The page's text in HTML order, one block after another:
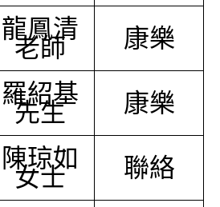
龍鳳清
老師 康樂
羅紹基
先生 康樂
陳琼如
女士 聯絡